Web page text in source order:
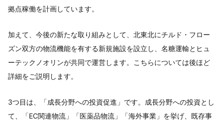
拠点稼働を計画しています。
加えて、今後の新たな取り組みとして、北東北にチルド・フロー
ズン双方の物流機能を有する新規施設を設立し、名糖運輸とヒュ
ーテックノオリンが共同で運営します。こちらについては後ほど
詳細をご説明します。
3つ目は、「成長分野への投資促進」です。成長分野への投資とし
て、「EC関連物流」「医薬品物流」「海外事業」を挙げ、既存事